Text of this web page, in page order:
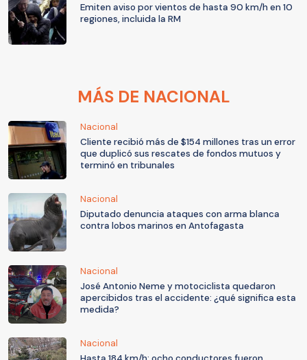
Emiten aviso por vientos de hasta 90 km/h en 10
regiones, incluida la RM
MÁS DE NACIONAL
Nacional
Cliente recibió más de $154 millones tras un error
que duplicó sus rescates de fondos mutuos y
terminó en tribunales
Nacional
Diputado denuncia ataques con arma blanca
contra lobos marinos en Antofagasta
Nacional
José Antonio Neme y motociclista quedaron
apercibidos tras el accidente: ¿qué significa esta
medida?
Nacional